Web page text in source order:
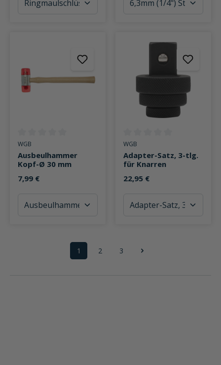
Durchschnittliche Bewertung von 0 von 5 Sternen
WGB
Ausbeulhammer
Kopf-Ø 30 mm
7,99 €
Durchschnittliche Bewertung
WGB
Adapter-Satz, 3-tlg.
für Knarren
22,95 €
Seite
1 Seite
2 Seite
3